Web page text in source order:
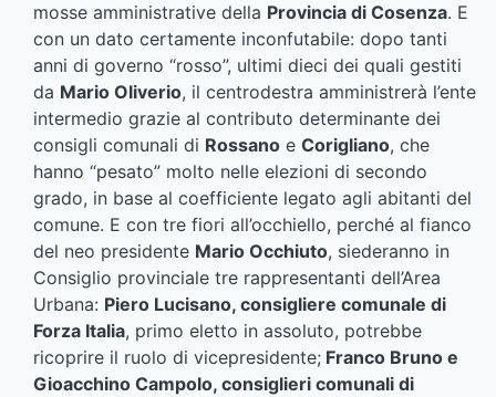
mosse amministrative della Provincia di Cosenza. E
con un dato certamente inconfutabile: dopo tanti
anni di governo “rosso”, ultimi dieci dei quali gestiti
da Mario Oliverio, il centrodestra amministrerà l’ente
intermedio grazie al contributo determinante dei
consigli comunali di Rossano e Corigliano, che
hanno “pesato” molto nelle elezioni di secondo
grado, in base al coefficiente legato agli abitanti del
comune. E con tre fiori all’occhiello, perché al fianco
del neo presidente Mario Occhiuto, siederanno in
Consiglio provinciale tre rappresentanti dell’Area
Urbana: Piero Lucisano, consigliere comunale di
Forza Italia, primo eletto in assoluto, potrebbe
ricoprire il ruolo di vicepresidente; Franco Bruno e
Gioacchino Campolo, consiglieri comunali di